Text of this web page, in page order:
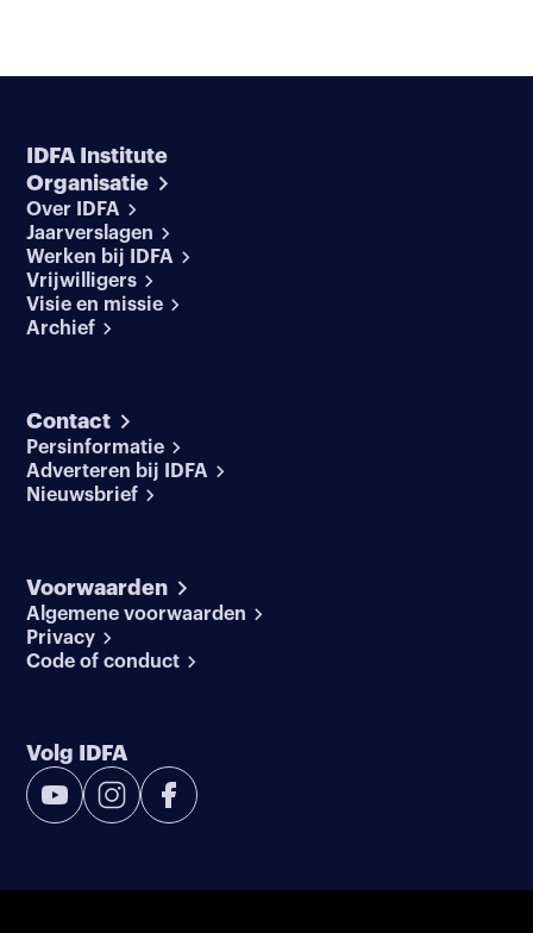
IDFA Institute
Organisatie
Over IDFA
Jaarverslagen
Werken bij IDFA
Vrijwilligers
Visie en missie
Archief
Contact
Persinformatie
Adverteren bij IDFA
Nieuwsbrief
Voorwaarden
Algemene voorwaarden
Privacy
Code of conduct
Volg IDFA